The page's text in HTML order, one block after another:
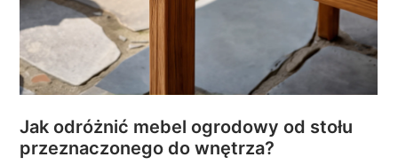
Jak odróżnić mebel ogrodowy od stołu
przeznaczonego do wnętrza?